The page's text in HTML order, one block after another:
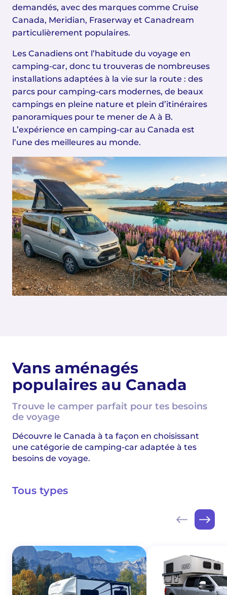
demandés, avec des marques comme Cruise
Canada, Meridian, Fraserway et Canadream
particulièrement populaires.
Les Canadiens ont l’habitude du voyage en
camping-car, donc tu trouveras de nombreuses
installations adaptées à la vie sur la route : des
parcs pour camping-cars modernes, de beaux
campings en pleine nature et plein d’itinéraires
panoramiques pour te mener de A à B.
L’expérience en camping-car au Canada est
l’une des meilleures au monde.
Vans aménagés
populaires au Canada
Trouve le camper parfait pour tes besoins
de voyage
Découvre le Canada à ta façon en choisissant
une catégorie de camping-car adaptée à tes
besoins de voyage.
Tous types